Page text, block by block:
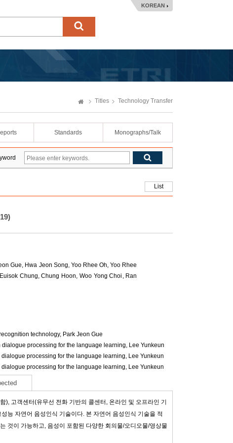
KOREAN
Titles Technology Transfer
Standards Monographs/Talk
List
Gue, Hwa Jeon Song, Yoo Rhee Oh,Yoo Rhee
Euisok Chung,Chung Hoon, Woo Yong Choi , Ran
technology, Park Jeon Gue
processing for the language learning, Lee Yunkeun
processing for the language learning, Lee Yunkeun
processing for the language learning, Lee Yunkeun
), 고객센터(유무선 전화 기반의 콜센터, 온라인 및 오프라인 기
능 자연어 음성인식 기술이다. 본 자연어 음성인식 기술을 적
것이 가능하고, 음성이 포함된 다양한 회의물/오디오물/영상물